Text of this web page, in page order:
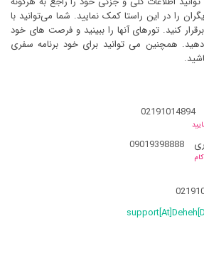
را در این راستا کمک نمایید. شما می‌توانید با
کنید. تورهای آنها را ببینید و فرصت های خود
همچنین می توانید برای خود برنامه سفری
02191014894
09019398888